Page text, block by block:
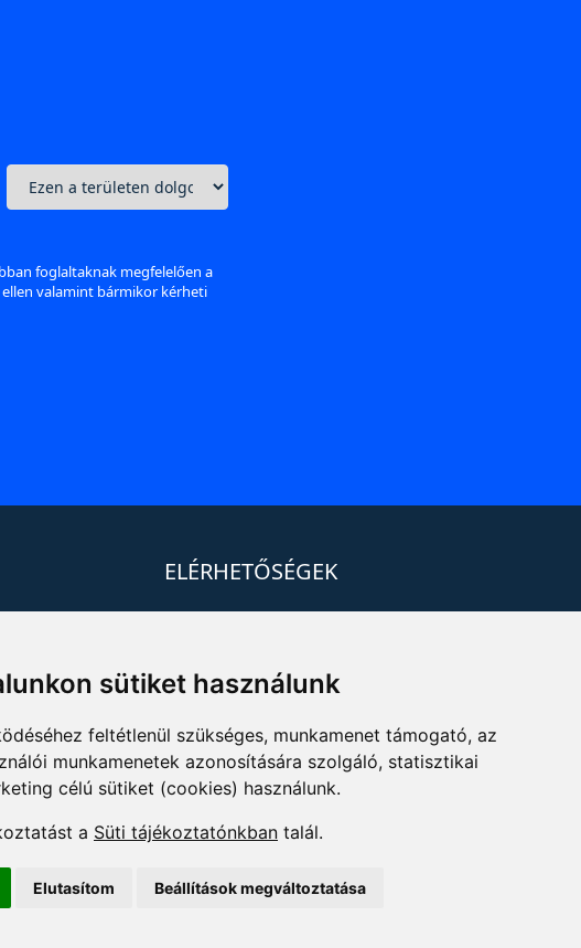
sütiket használunk
feltétlenül szükséges, munkamenet támogató, az
munkamenetek azonosítására szolgáló, statisztikai
célú sütiket (cookies) használunk.
a Süti tájékoztatónkban talál.
Elutasítom Beállítások megváltoztatása
foglaltaknak megfelelően a
ellen valamint bármikor kérheti
ELÉRHETŐSÉGEK
info@mprx.hu